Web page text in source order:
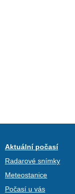
Aktuální počasí
Radarové snímky
Meteostanice
Počasí u vás